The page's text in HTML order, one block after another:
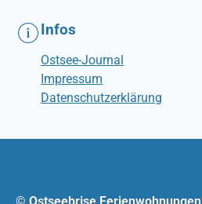
Infos
Ostsee-Journal
Impressum
Datenschutzerklärung